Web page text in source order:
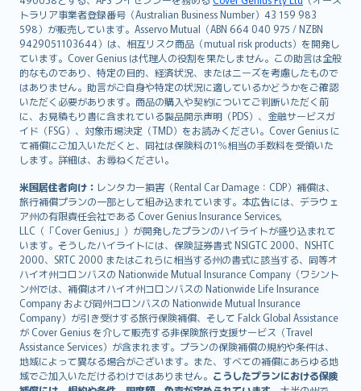
トラリア事業者登録番号（Australian Business Number）43 159 983
598）が販売しています。Asservo Mutual（ABN 664 040 975 / NZBN
9429051103644）は、相互リスク商品（mutual risk products）を開発し
ています。Cover Genius は代理人の役割を果たしません。この助言は全般
的なものであり、特定の目的、経済状況、またはニーズを考慮したもので
はありません。助言がご自身や特定の状況に適しているかどうかをご確認
いただく必要があります。商品の購入や契約についてご判断いただく前
に、お見積もり書に含まれている製品開示声明（PDS）、金融サービスガ
イド（FSG）、対象市場決定（TMD）をお読みください。Cover Genius に
て補償にご加入いただくと、同社は保険料の1％相当の手数料を受領いた
します。詳細は、お尋ねください。
米国居住者向け： レンタカー損害（Rental Car Damage：CDP）補償は、
旅行補償プランの一部として組み込まれています。本広告には、デラウェ
ア州の有限責任会社である Cover Genius Insurance Services,
LLC（「Cover Genius」）が開発したプランのハイライトが盛り込まれて
います。そうしたハイライトには、保険証券書式 NSIGTC 2000、NSHTC
2000、SRTC 2000 またはこれらに相当する州の書式に該当する、同等オ
ハイオ州コロンバスの Nationwide Mutual Insurance Company（ワシント
ン州では、補償はオハイオ州コロンバスの Nationwide Life Insurance
Company および同州コロンバスの Nationwide Mutual Insurance
Company）が引き受けする旅行保険補償、そして Falck Global Assistance
が Cover Genius を介して販売する非保険旅行支援サービス（Travel
Assistance Services）が含まれます。プランの保険補償の規約や条件は、
地域によって異なる場合がございます。また、すべての補償にあらゆる地
域でご加入いただけるわけではありません。 こうしたプランにおける保険
한국어
dansk
norsk
suomi
العربيّة
Türkçe
česky
Русский
български
català
Hrvatski
eesti
Ελληνικά
Magyar
Íslenska
Bahasa Indonesia
latviešu
Lietuviškai